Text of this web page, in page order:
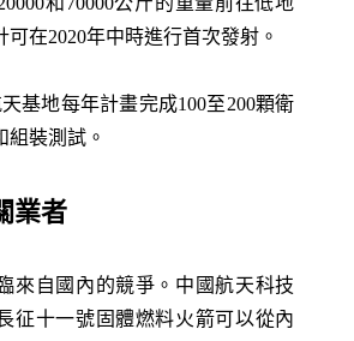
在2020年中時進行首次發射。
基地每年計畫完成100至200顆衛
組裝測試。
業者
來自國內的競爭。中國航天科技
征十一號固體燃料火箭可以從內